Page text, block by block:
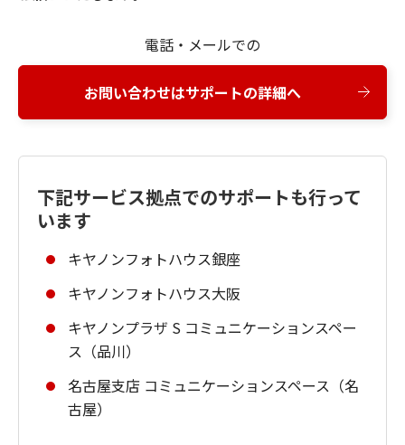
電話・メールでの
お問い合わせはサポートの詳細へ
下記サービス拠点でのサポートも行って
います
キヤノンフォトハウス銀座
キヤノンフォトハウス大阪
キヤノンプラザ S コミュニケーションスペー
ス（品川）
名古屋支店 コミュニケーションスペース（名
古屋）